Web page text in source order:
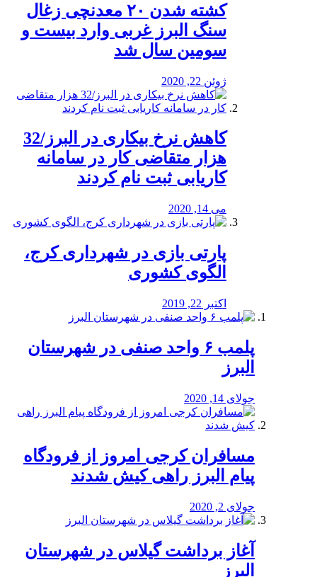
کشته شدن ۲۰ معدنچی زغال
سنگ البرز غربی وارد بیست و
سومین سال شد
ژوئن 22, 2020
کاهش نرخ بیکاری در البرز/32
هزار متقاضی کار در سامانه
کاریابی ثبت نام کردند
می 14, 2020
پارتی بازی در شهرداری کرج،
الگوی کشوری
اکتبر 22, 2019
پلمب ۶ واحد صنفی در شهرستان
البرز
جولای 14, 2020
مسافران کرجی امروز از فرودگاه
پیام البرز راهی کیش شدند
جولای 2, 2020
آغاز برداشت گیلاس در شهرستان
البرز